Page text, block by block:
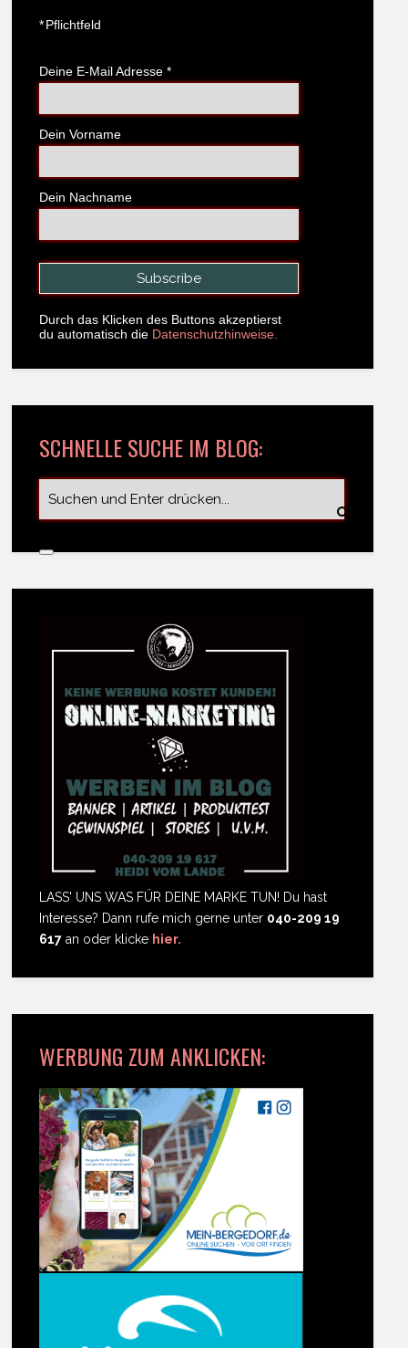
*Pflichtfeld
Deine E-Mail Adresse *
Dein Vorname
Dein Nachname
Durch das Klicken des Buttons akzeptierst
du automatisch die Datenschutzhinweise.
SCHNELLE SUCHE IM BLOG:
LASS' UNS WAS FÜR DEINE MARKE TUN! Du hast
Interesse? Dann rufe mich gerne unter 040-209 19
617 an oder klicke hier.
WERBUNG ZUM ANKLICKEN: